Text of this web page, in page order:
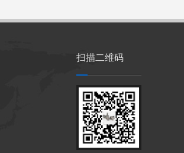
扫描二维码